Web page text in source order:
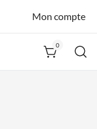
Mon compte
0